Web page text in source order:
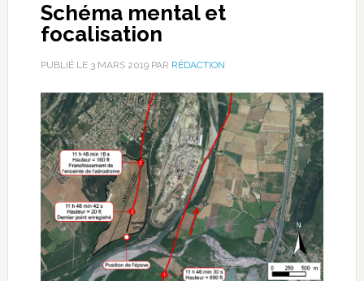
Schéma mental et
focalisation
PUBLIÉ LE 3 MARS 2019PAR RÉDACTION